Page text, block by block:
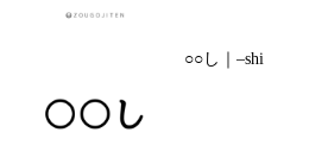
○○し｜–shi